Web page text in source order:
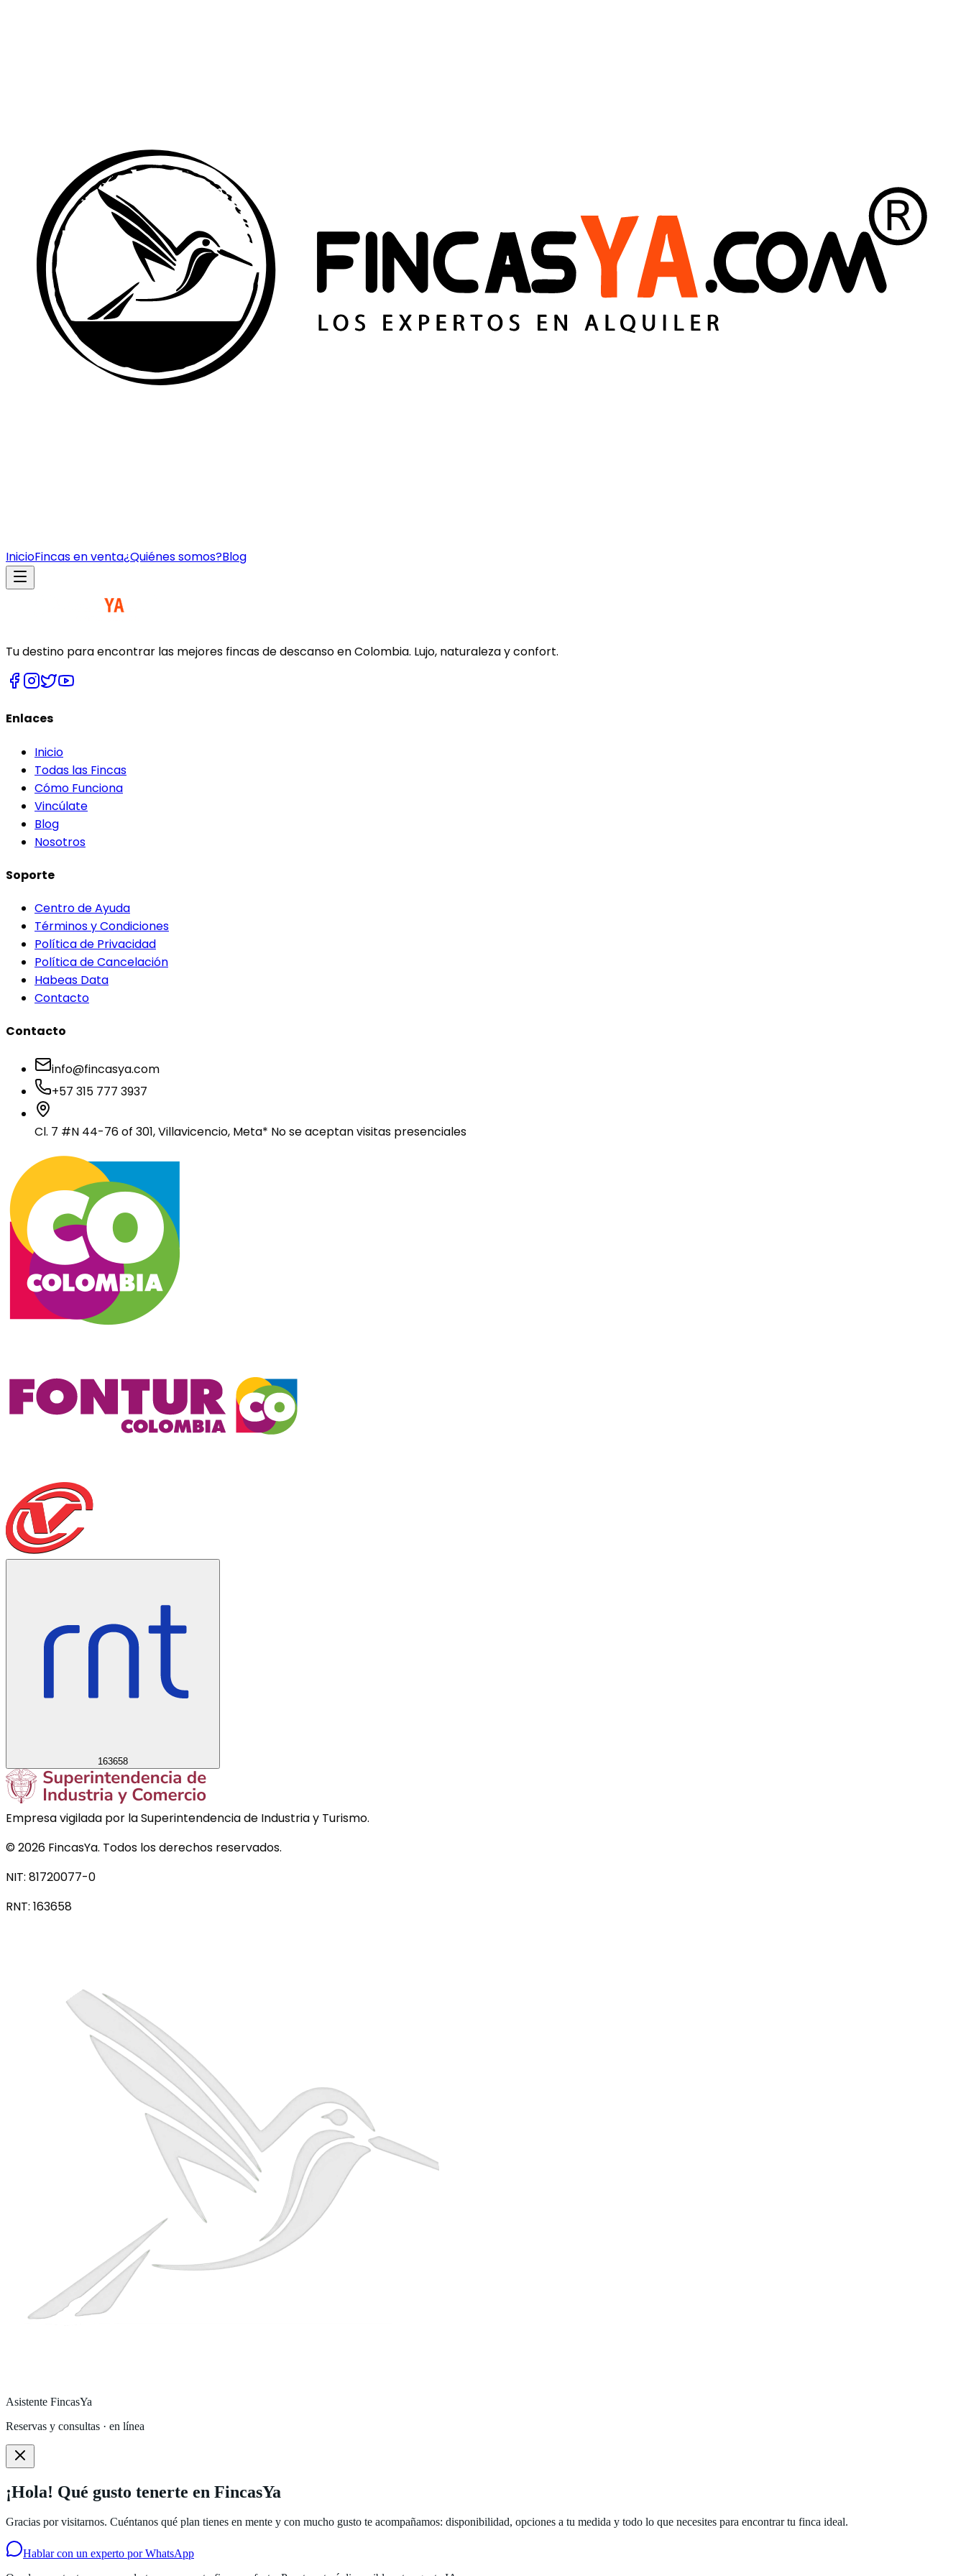
InicioFincas en venta¿Quiénes somos?Blog
Tu destino para encontrar las mejores fincas de descanso en Colombia. Lujo, naturaleza y confort.
Enlaces
Inicio
Todas las Fincas
Cómo Funciona
Vincúlate
Blog
Nosotros
Soporte
Centro de Ayuda
Términos y Condiciones
Política de Privacidad
Política de Cancelación
Habeas Data
Contacto
Contacto
info@fincasya.com
+57 315 777 3937
Cl. 7 #N 44-76 of 301, Villavicencio, Meta* No se aceptan visitas presenciales
163658
Empresa vigilada por la Superintendencia de Industria y Turismo.
©2026 FincasYa. Todos los derechos reservados.
NIT: 81720077-0
RNT: 163658
Asistente FincasYa
Reservas y consultas · en línea
¡Hola! Qué gusto tenerte en FincasYa
Gracias por visitarnos. Cuéntanos qué plan tienes en mente y con mucho gusto te acompañamos: disponibilidad, opciones a tu medida y todo lo que necesites para encontrar tu finca ideal.
Hablar con un experto por WhatsApp